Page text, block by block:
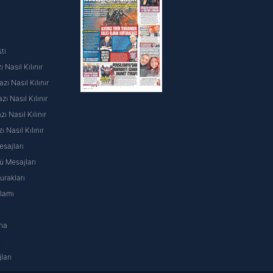
Nasıl Kılınır
Nasıl Kılınır
Nasıl Kılınır
Nasıl Kılınır
Nasıl Kılınır
Mesajları